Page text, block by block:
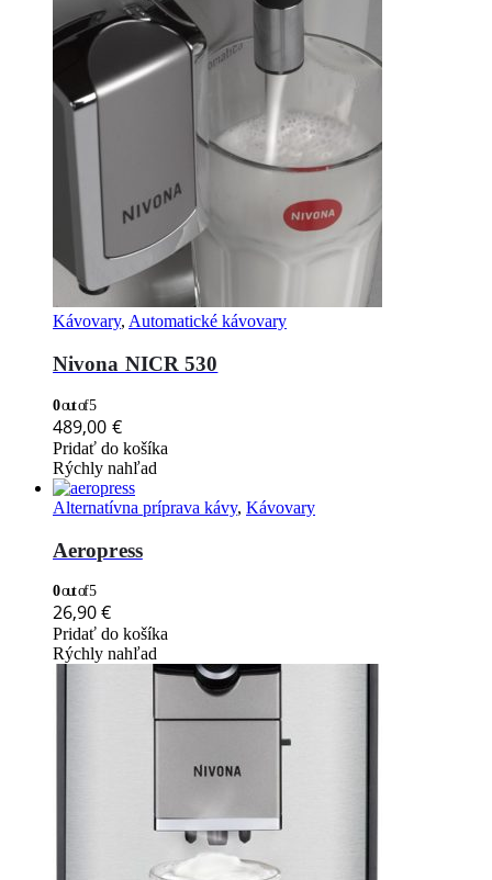
Kávovary, Automatické kávovary
Nivona NICR 530
0out of 5
489,00 €
Pridať do košíka
Rýchly nahľad
Alternatívna príprava kávy, Kávovary
Aeropress
0out of 5
26,90€
Pridať do košíka
Rýchly nahľad